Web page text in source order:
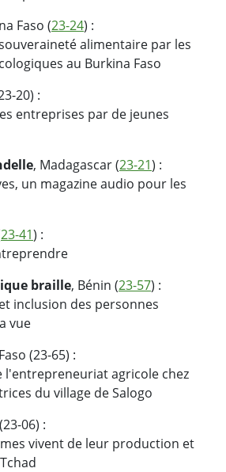
Faso (23-24) :
alimentaire par les
au Burkina Faso
20) :
entreprises par de jeunes
, Madagascar (23-21) :
un magazine audio pour les
23-41) :
braille, Bénin (23-57) :
inclusion des personnes
vue
(23-65) :
l'entrepreneuriat agricole chez
du village de Salogo
06) :
vivent de leur production et